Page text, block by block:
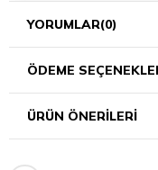
YORUMLAR(0)
ÖDEME
ÜRÜN ÖNERILERI